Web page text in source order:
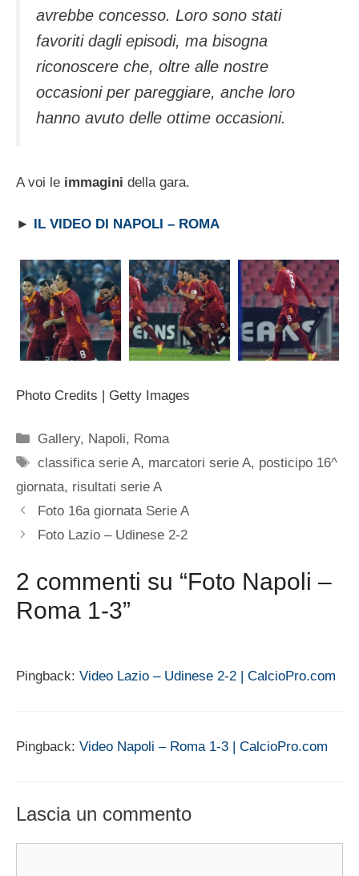
avrebbe concesso. Loro sono stati
favoriti dagli episodi, ma bisogna
riconoscere che, oltre alle nostre
occasioni per pareggiare, anche loro
hanno avuto delle ottime occasioni.
A voi le immagini della gara.
► IL VIDEO DI NAPOLI – ROMA
Photo Credits | Getty Images
Categorie
Gallery, Napoli, Roma
Tag
classifica serie A, marcatori serie A, posticipo 16^
giornata, risultati serie A
Foto 16a giornata Serie A
Foto Lazio – Udinese 2-2
2 commenti su “Foto Napoli –
Roma 1-3”
Pingback: Video Lazio – Udinese 2-2 | CalcioPro.com
Pingback: Video Napoli – Roma 1-3 | CalcioPro.com
Lascia un commento